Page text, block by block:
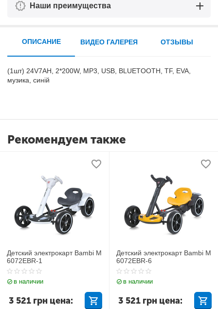
Наши преимущества
ОПИСАНИЕ
(1шт) 24V7AH, 2*200W, MP3, USB, BLUETOOTH, TF, EVA,
музика, синій
ОТЗЫВЫ
ВИДЕО ГАЛЕРЕЯ
Рекомендуем также
Детский электрокарт Bambi M
6072EBR-1
в наличии
3 521 грн цена:
Детский электрокарт Bambi M
6072EBR-6
в наличии
3 521 грн цена: